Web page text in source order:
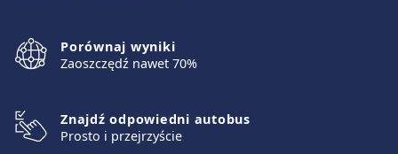
Porównaj wyniki
Zaoszczędź nawet 70%
Znajdź odpowiedni autobus
Prosto i przejrzyście